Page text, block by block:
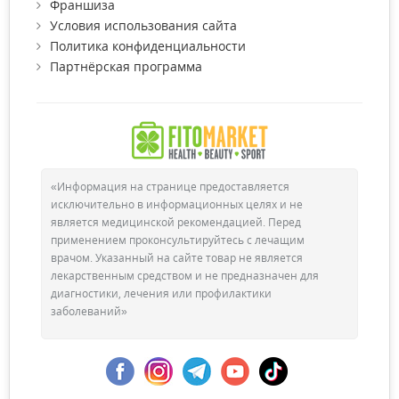
Франшиза
Условия использования сайта
Политика конфиденциальности
Партнёрская программа
«Информация на странице предоставляется
исключительно в информационных целях и не
является медицинской рекомендацией. Перед
применением проконсультируйтесь с лечащим
врачом. Указанный на сайте товар не является
лекарственным средством и не предназначен для
диагностики, лечения или профилактики
заболеваний»